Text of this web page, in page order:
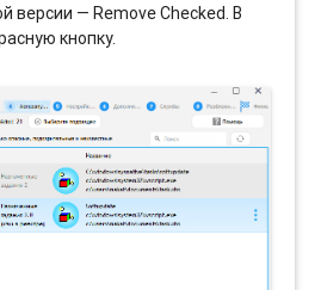
версии — Remove Checked. В
кнопку.